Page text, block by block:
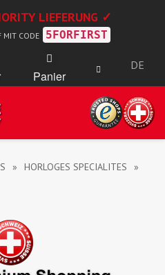
LIEFERUNG ✓
MIT CODE 5FORFIRST
Panier
DE
HORLOGES SPECIALITES